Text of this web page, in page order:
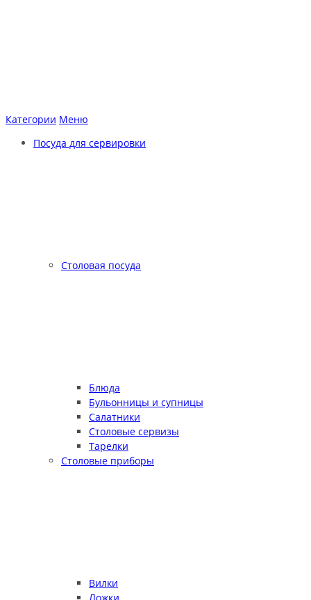
Категории Меню
Посуда для сервировки
Столовая посуда
Блюда
Бульонницы и супницы
Салатники
Столовые сервизы
Тарелки
Столовые приборы
Вилки